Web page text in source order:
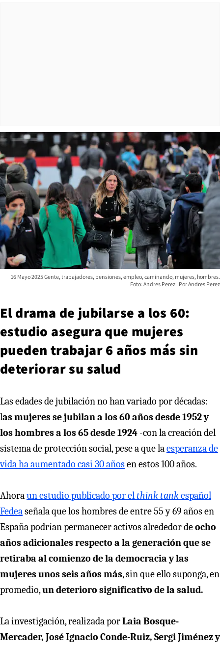
16 Mayo 2025 Gente, trabajadores, pensiones, empleo, caminando, mujeres, hombres.
Foto: Andres Perez
Andres Perez
El drama de jubilarse a los 60:
estudio asegura que mujeres
pueden trabajar 6 años más sin
deteriorar su salud
Las edades de jubilación no han variado por décadas:
las mujeres se jubilan a los 60 años desde 1952 y
los hombres a los 65 desde 1924 -con la creación del
sistema de protección social, pese a que laesperanza de
vida ha aumentado casi 30 añosen estos 100 años.
Ahoraun estudio publicado por elthink tankespañol
Fedeaseñala que los hombres de entre 55 y 69 años en
España podrían permanecer activos alrededor deocho
años adicionales respecto a la generación que se
retiraba al comienzo de la democracia y las
mujeres unos seis años más, sin que ello suponga, en
promedio,un deterioro significativo de la salud.
La investigación, realizada porLaia Bosque-
Mercader, José Ignacio Conde-Ruiz, Sergi Jiménez y